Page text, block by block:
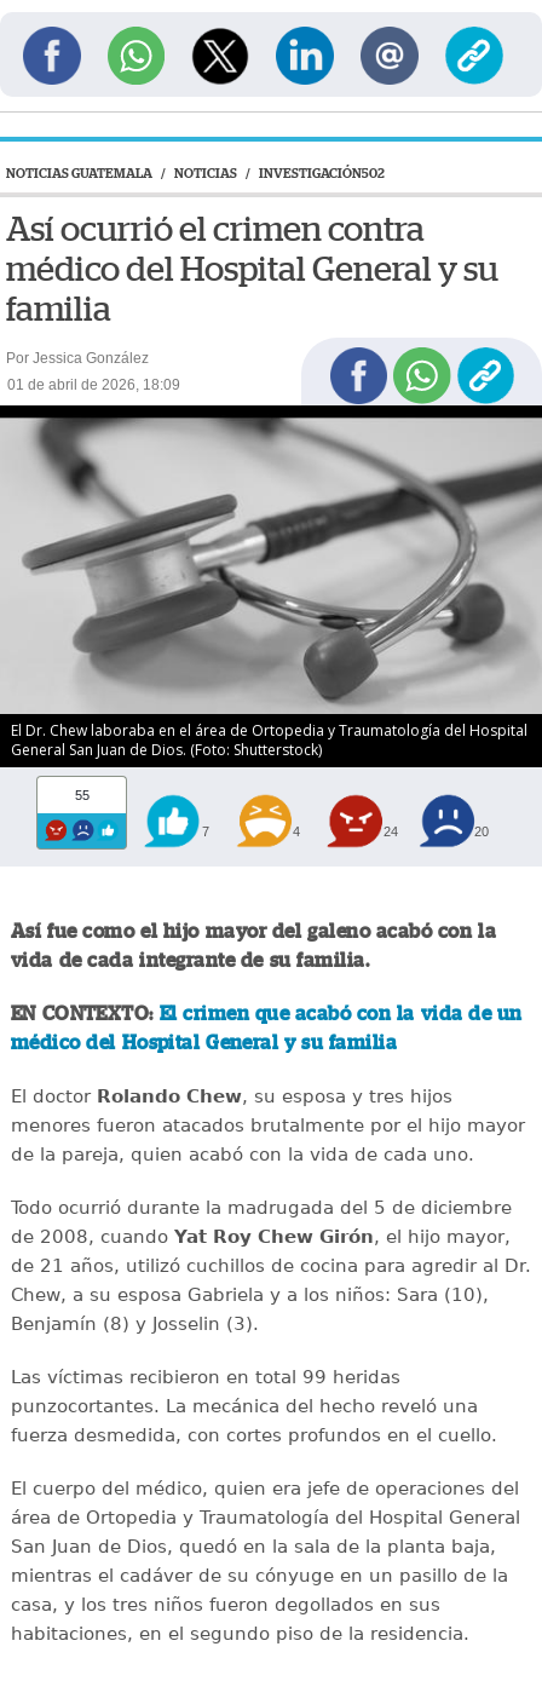
NOTICIAS GUATEMALA / NOTICIAS / INVESTIGACIÓN502
Así ocurrió el crimen contra
médico del Hospital General y su
familia
Por Jessica González
01 de abril de 2026, 18:09
El Dr. Chew laboraba en el área de Ortopedia y Traumatologí­a del Hospital
General San Juan de Dios. (Foto: Shutterstock)
55
7 4 24 20
Así fue como el hijo mayor del galeno acabó con la
vida de cada integrante de su familia.
EN CONTEXTO: El crimen que acabó con la vida de un
médico del Hospital General y su familia
El doctor Rolando Chew, su esposa y tres hijos
menores fueron atacados brutalmente por el hijo mayor
de la pareja, quien acabó con la vida de cada uno.
Todo ocurrió durante la madrugada del 5 de diciembre
de 2008, cuando Yat Roy Chew Girón, el hijo mayor,
de 21 años, utilizó cuchillos de cocina para agredir al Dr.
Chew, a su esposa Gabriela y a los niños: Sara (10),
Benjamín (8) y Josselin (3).
Las víctimas recibieron en total 99 heridas
punzocortantes. La mecánica del hecho reveló una
fuerza desmedida, con cortes profundos en el cuello.
El cuerpo del médico, quien era jefe de operaciones del
área de Ortopedia y Traumatologí­a del Hospital General
San Juan de Dios, quedó en la sala de la planta baja,
mientras el cadáver de su cónyuge en un pasillo de la
casa, y los tres niños fueron degollados en sus
habitaciones, en el segundo piso de la residencia.